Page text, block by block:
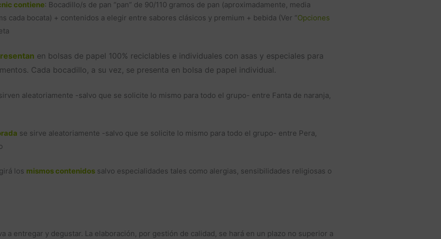
contiene: Bocadillo/s de pan “pan” de 90/110 gramos de pan (aproximadamente, media
cada bocata) + contenidos a elegir entre sabores clásicos y premium + bebida (Ver “Opciones
en bolsas de papel 100% reciclables e individuales con asas y especiales para
Cada bocadillo, a su vez, se presenta en bolsa de papel individual.
aleatoriamente -salvo que se solicite lo mismo para todo el grupo- entre Fanta de naranja,
se sirve aleatoriamente -salvo que se solicite lo mismo para todo el grupo- entre Pera,
los mismos contenidossalvo especialidades tales como alergias, sensibilidades religiosas o
a entregar y degustar. La elaboración, por gestión de calidad, se hará en un plazo no superior a